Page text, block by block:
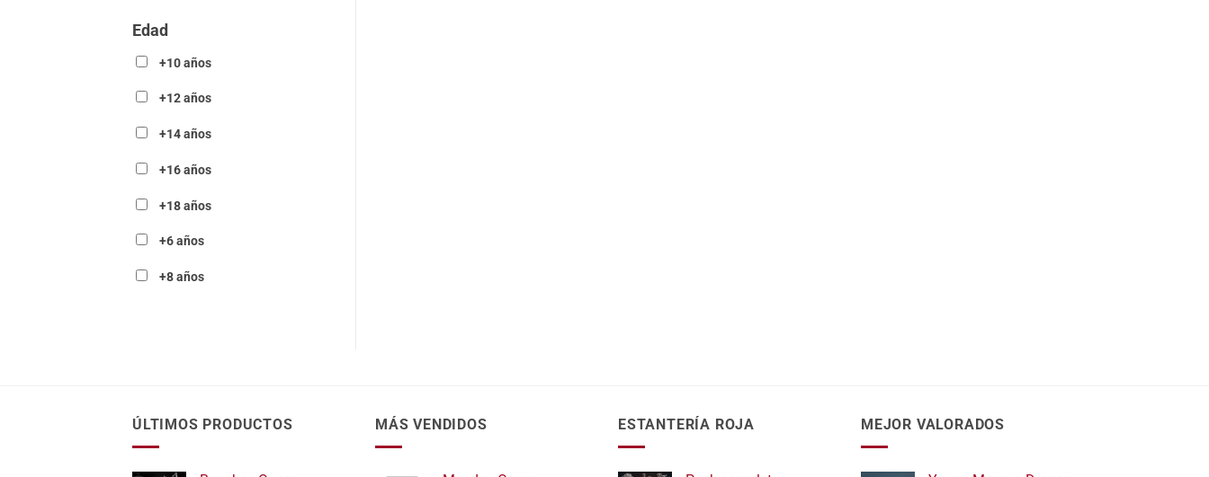
Edad
+10 años
+12 años
+14 años
+16 años
+18 años
+6 años
+8 años
ÚLTIMOS PRODUCTOS MÁS VENDIDOS ESTANTERÍA ROJA MEJOR VALORADOS